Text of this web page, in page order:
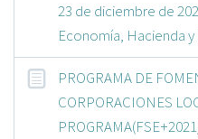
23 de diciembre de
Economía, Hacienda
PROGRAMA DE
CORPORACIONES